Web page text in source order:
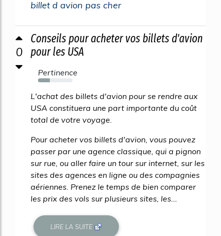
billet d avion pas cher
0
Conseils pour acheter vos billets d'avion
pour les USA
Pertinence
34%
L'achat des billets d'avion pour se rendre aux
USA constituera une part importante du coût
total de votre voyage.
Pour acheter vos billets d'avion, vous pouvez
passer par une agence classique, qui a pignon
sur rue, ou aller faire un tour sur internet, sur les
sites des agences en ligne ou des compagnies
aériennes. Prenez le temps de bien comparer
les prix des vols sur plusieurs sites, les...
LIRE LA SUITE